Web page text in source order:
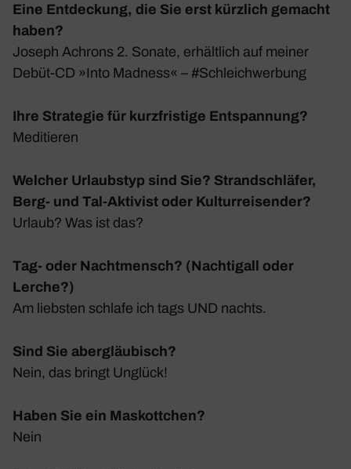
Eine Entdeckung, die Sie erst kürzlich gemacht
haben?
Joseph Achrons 2. Sonate, erhält­lich auf meiner
Debüt-CD »Into Madness« – #Schleich­wer­bung
Ihre Strategie für kurzfristige Entspannung?
Medi­tieren
Welcher Urlaubstyp sind Sie? Strandschläfer,
Berg- und Tal-Aktivist oder Kulturreisender?
Urlaub? Was ist das?
Tag- oder Nachtmensch? (Nachtigall oder
Lerche?)
Am liebsten schlafe ich tags UND nachts.
Sind Sie abergläubisch?
Nein, das bringt Unglück!
Haben Sie ein Maskottchen?
Nein